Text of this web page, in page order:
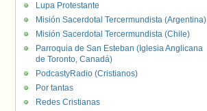
Lupa Protestante
Misión Sacerdotal Tercermundista (Argentina)
Misión Sacerdotal Tercermundista (Chile)
Parroquia de San Esteban (Iglesia Anglicana
de Toronto, Canadá)
PodcastyRadio (Cristianos)
Por tantas
Redes Cristianas